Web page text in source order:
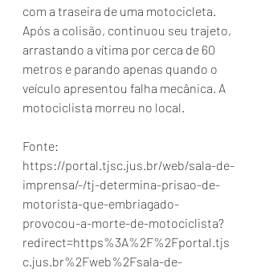
com a traseira de uma motocicleta.
Após a colisão, continuou seu trajeto,
arrastando a vítima por cerca de 60
metros e parando apenas quando o
veículo apresentou falha mecânica. A
motociclista morreu no local.
Fonte:
https://portal.tjsc.jus.br/web/sala-de-
imprensa/-/tj-determina-prisao-de-
motorista-que-embriagado-
provocou-a-morte-de-motociclista?
redirect=https%3A%2F%2Fportal.tjs
c.jus.br%2Fweb%2Fsala-de-